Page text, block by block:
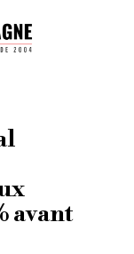
avant